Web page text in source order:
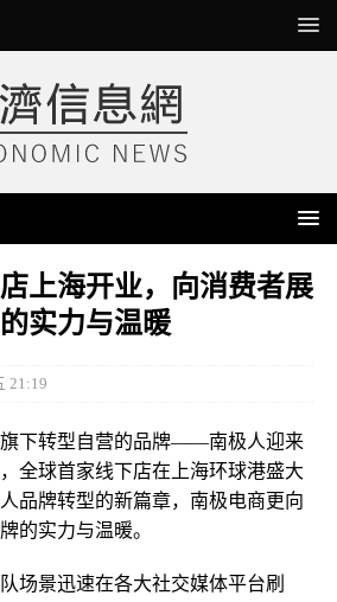
上海开业，向消费者展
实力与温暖
21:19
旗下转型自营的品牌——南极人迎来
全球首家线下店在上海环球港盛大
品牌转型的新篇章，南极电商更向
的实力与温暖。
场景迅速在各大社交媒体平台刷